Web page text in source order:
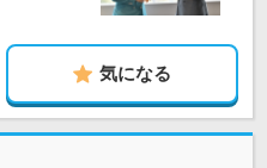
気になる